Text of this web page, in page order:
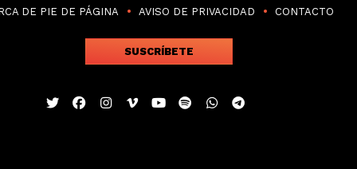
DE PIE DE PÁGINA AVISO DE PRIVACIDAD CONTACTO
SUSCRÍBETE